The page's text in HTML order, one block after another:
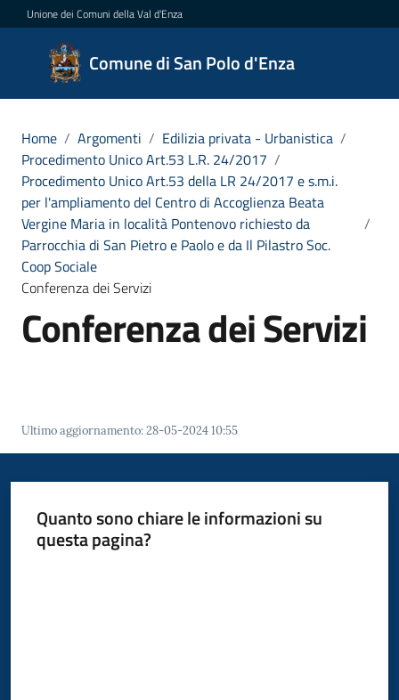
Vai al contenuto
Vai alla navigazione
Vai al footer
Unione dei Comuni della Val d'Enza
Comune di San Polo d'Enza
Comune
di San
d'Enza
Amministrazione
Novità
Servizi
d'Enza
Home / Argomenti / Edilizia privata - Urbanistica /
Procedimento Unico Art.53 L.R. 24/2017 /
Procedimento Unico Art.53 della LR 24/2017 e s.m.i.
per l'ampliamento del Centro di Accoglienza Beata
Vergine Maria in località Pontenovo richiesto da
Parrocchia di San Pietro e Paolo e da Il Pilastro Soc.
Coop Sociale
/
Conferenza dei Servizi
Conferenza dei Servizi
Ultimo aggiornamento:28-05-2024 10:55
Quanto sono chiare le informazioni su
questa pagina?